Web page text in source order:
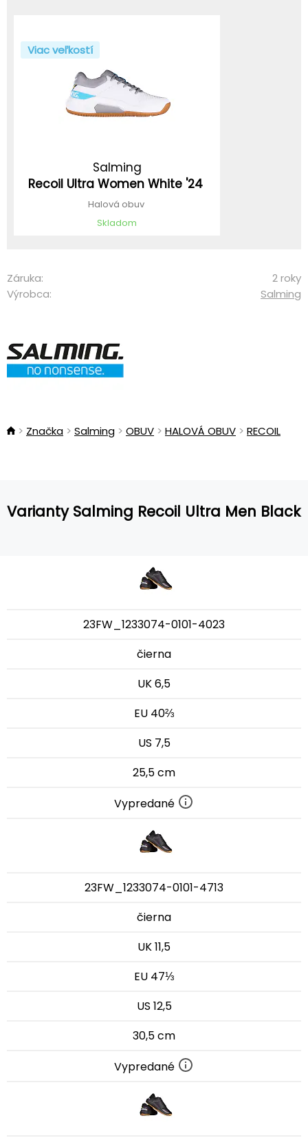
Viac veľkostí
Salming
Recoil Ultra Women White '24
Halová obuv
Skladom
Záruka:
2 roky
Výrobca:
Salming
Značka Salming OBUV HALOVÁ OBUV RECOIL
Varianty Salming Recoil Ultra Men Black
23FW_1233074-0101-4023
čierna
UK 6,5
EU 40⅔
US 7,5
25,5 cm
Vypredané
23FW_1233074-0101-4713
čierna
UK 11,5
EU 47⅓
US 12,5
30,5 cm
Vypredané